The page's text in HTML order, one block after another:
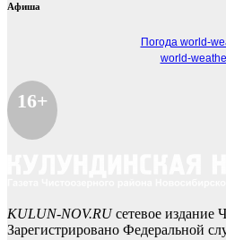
Афиша
Погода world-
world-
16+
KULUN-NOV.RUсетевое издание
Зарегистрировано Федеральной